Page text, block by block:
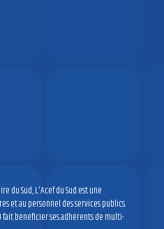
du Sud, L'Acef du Sud est une
et au personnel des services publics.
fait bénéficier ses adhérents de multi-